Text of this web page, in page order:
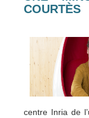
COURTÈS
centre Inria de